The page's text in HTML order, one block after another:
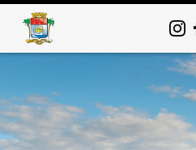
Panneau de gestion des cookies